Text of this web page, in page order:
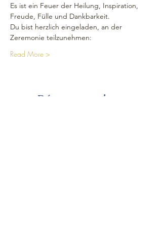
Es ist ein Feuer der Heilung, Inspiration,
Freude, Fülle und Dankbarkeit.
Du bist herzlich eingeladen, an der
Zeremonie teilzunehmen:
Read More >
Réseaux sociaux